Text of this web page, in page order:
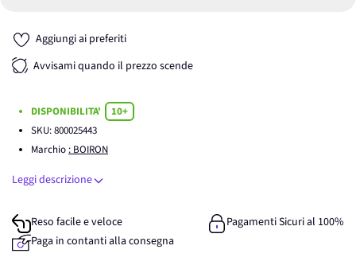
Aggiungi ai preferiti
Avvisami quando il prezzo scende
DISPONIBILITA'
10+
SKU:800025443
Marchio : BOIRON
Leggi descrizione
Reso facile e veloce
Pagamenti Sicuri al 100%
Paga in contanti alla consegna